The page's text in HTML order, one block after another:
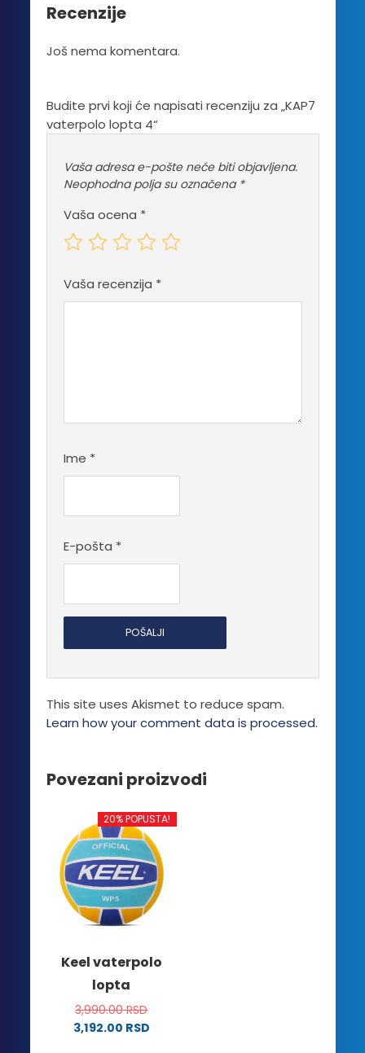
Recenzije
Još nema komentara.
Budite prvi koji će napisati recenziju za „KAP7
vaterpolo lopta 4“
Vaša adresa e-pošte neće biti objavljena.
Neophodna polja su označena *
Vaša ocena *
Vaša recenzija *
Ime *
E-pošta *
This site uses Akismet to reduce spam.
Learn how your comment data is processed.
Povezani proizvodi
20% POPUSTA!
Keel vaterpolo
lopta
3,990.00RSD
3,192.00 RSD